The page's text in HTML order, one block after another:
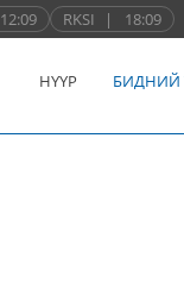
12:09 RKSI | 18:09
НҮҮР БИДНИЙ